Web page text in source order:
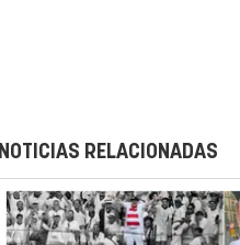
NOTICIAS RELACIONADAS